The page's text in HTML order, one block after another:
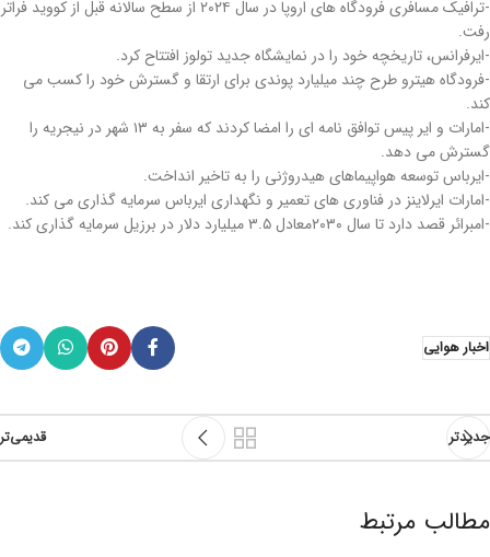
-ترافیک مسافری فرودگاه های اروپا در سال ۲۰۲۴ از سطح سالانه قبل از کووید فراتر
رفت.
-ایرفرانس، تاریخچه خود را در نمایشگاه جدید تولوز افتتاح کرد.
-فرودگاه هیترو طرح چند میلیارد پوندی برای ارتقا و گسترش خود را کسب می
کند.
-امارات و ایر پیس توافق نامه ای را امضا کردند که سفر به ۱۳ شهر در نیجریه را
گسترش می دهد.
-ایرباس توسعه هواپیماهای هیدروژنی را به تاخیر انداخت.
-امارات ایرلاینز در فناوری های تعمیر و نگهداری ایرباس سرمایه گذاری می کند.
-امبرائر قصد دارد تا سال ۲۰۳۰معادل ۳.۵ میلیارد دلار در برزیل سرمایه گذاری کند.
اخبار هوایی
جدیدتر قدیمی‌تر
مطالب مرتبط